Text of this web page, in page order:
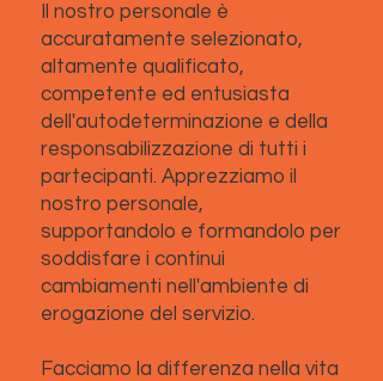
Il nostro personale è
accuratamente selezionato,
altamente qualificato,
competente ed entusiasta
dell'autodeterminazione e della
responsabilizzazione di tutti i
partecipanti. Apprezziamo il
nostro personale,
supportandolo e formandolo per
soddisfare i continui
cambiamenti nell'ambiente di
erogazione del servizio.
Facciamo la differenza nella vita